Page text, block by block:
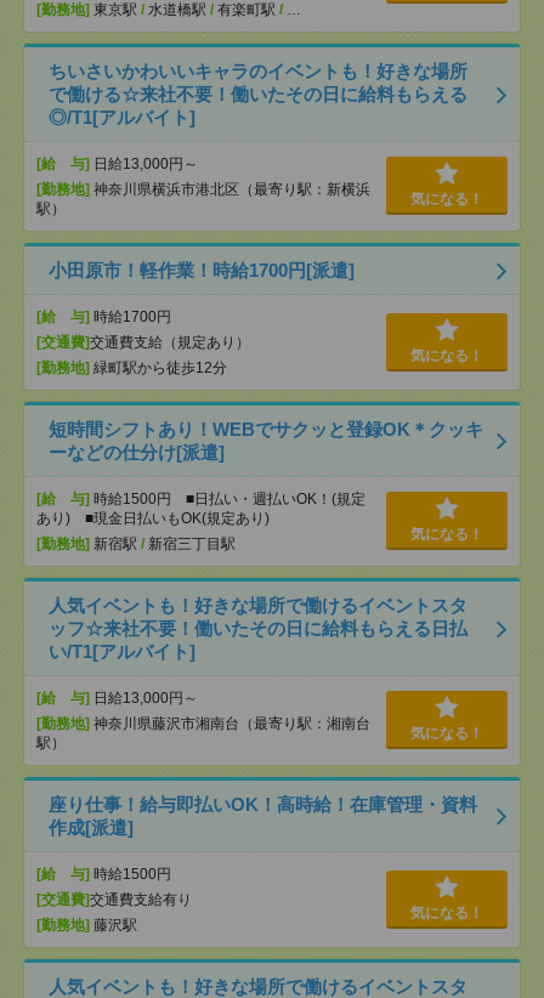
[勤務地] 東京駅 / 水道橋駅 / 有楽町駅 / …
ちいさいかわいいキャラのイベントも！好きな場所
で働ける☆来社不要！働いたその日に給料もらえる
◎/T1[アルバイト]
[給 与] 日給13,000円～
[勤務地] 神奈川県横浜市港北区（最寄り駅：新横浜
駅）
気になる！
小田原市！軽作業！時給1700円[派遣]
[給 与] 時給1700円
[交通費]交通費支給（規定あり）
[勤務地] 緑町駅から徒歩12分
気になる！
短時間シフトあり！WEBでサクッと登録OK＊クッキ
ーなどの仕分け[派遣]
[給 与] 時給1500円 ■日払い・週払いOK！(規定
あり) ■現金日払いもOK(規定あり)
[勤務地] 新宿駅 / 新宿三丁目駅
気になる！
人気イベントも！好きな場所で働けるイベントスタ
ッフ☆来社不要！働いたその日に給料もらえる日払
い/T1[アルバイト]
[給 与] 日給13,000円～
[勤務地] 神奈川県藤沢市湘南台（最寄り駅：湘南台
駅）
気になる！
座り仕事！給与即払いOK！高時給！在庫管理・資料
作成[派遣]
[給 与] 時給1500円
[交通費]交通費支給有り
[勤務地] 藤沢駅
気になる！
人気イベントも！好きな場所で働けるイベントスタ